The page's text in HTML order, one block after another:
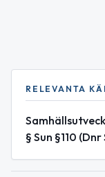
RELEVANTA
§ Sun §110